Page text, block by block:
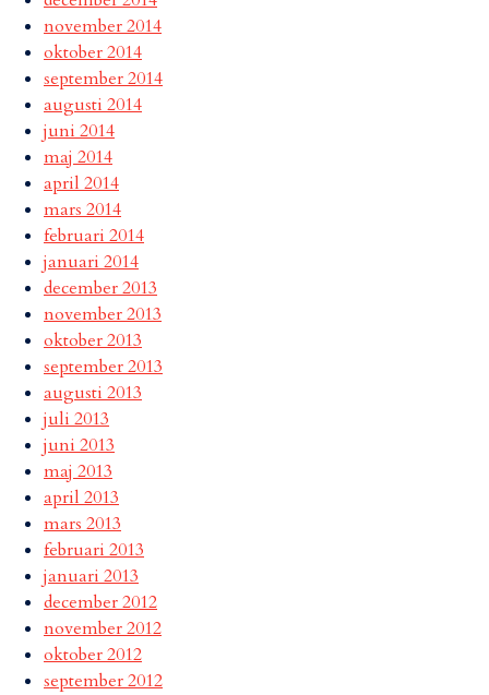
november 2014
oktober 2014
september 2014
augusti 2014
juni 2014
maj 2014
april 2014
mars 2014
februari 2014
januari 2014
december 2013
november 2013
oktober 2013
september 2013
augusti 2013
juli 2013
juni 2013
maj 2013
april 2013
mars 2013
februari 2013
januari 2013
december 2012
november 2012
oktober 2012
september 2012